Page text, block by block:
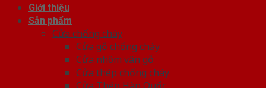
Giới thiệu
Sản phẩm
Cửa chống cháy
Cửa gỗ chống cháy
Cửa nhôm vân gỗ
Cửa thép chống cháy
Cửa Thép Hàn Quốc